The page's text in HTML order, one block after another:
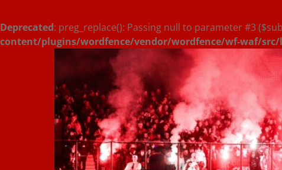
Deprecated: preg_replace(): Passing null to parameter #3
content/plugins/wordfence/vendor/wordfence/wf-waf/